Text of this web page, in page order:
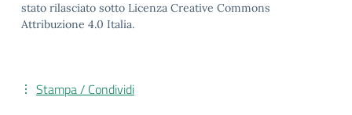
stato rilasciato sotto Licenza Creative Commons
Attribuzione 4.0 Italia.
Stampa / Condividi